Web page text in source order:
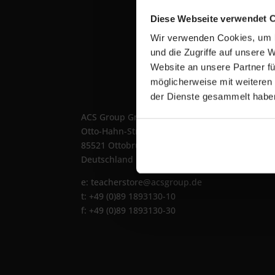
Diese Webseite verwendet
Wir verwenden Cookies,
und die Zugriffe auf unsere
Website an unsere Partner
möglicherweise mit
der Dienste gesammelt
ACS Group GmbH
Otto-Hahn-Str. 38a
85521 Ottobrunn / Riemerling
Deutschland
e: teacherstore@acsgroup.de
t: +49 (0)89 1893130-10
f: +49 (0)89 1893130-30